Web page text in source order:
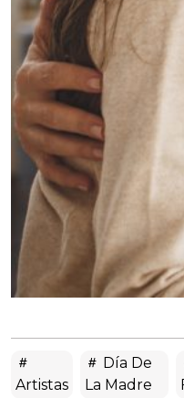
Artistas
Día De
La Madre